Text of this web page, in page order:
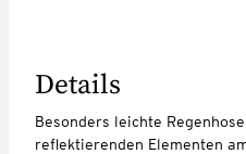
Details
Besonders leichte
reflektierenden Elementen